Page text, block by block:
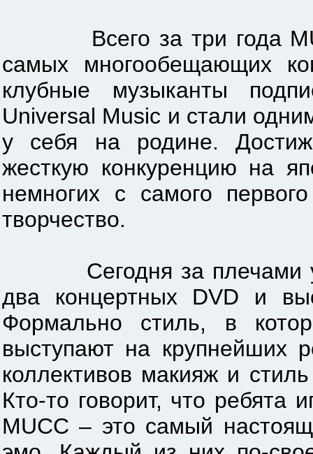
Всего за три года
самых многообещающих
клубные музыканты
Universal Music и стали
у себя на родине.
жесткую конкуренцию на
немногих с самого
творчество.
Сегодня за плечами у
два концертных DVD и
Формально стиль, в
выступают на крупнейших
коллективов макияж и
Кто-то говорит, что ребята
MUCC – это самый